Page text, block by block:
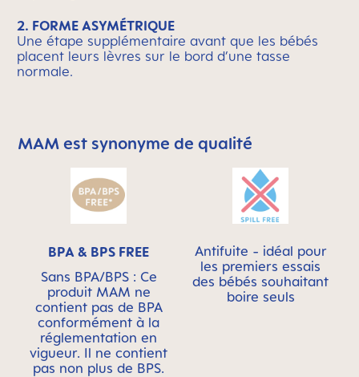
2. FORME ASYMÉTRIQUE
Une étape supplémentaire avant que les bébés
placent leurs lèvres sur le bord d’une tasse
normale.
Skip MAM Means Quality Icon Bar
MAM est synonyme de qualité
BPA & BPS FREE
Sans BPA/BPS : Ce
produit MAM ne
contient pas de BPA
conformément à la
réglementation en
vigueur. Il ne contient
pas non plus de BPS.
Antifuite - idéal pour
les premiers essais
des bébés souhaitant
boire seuls